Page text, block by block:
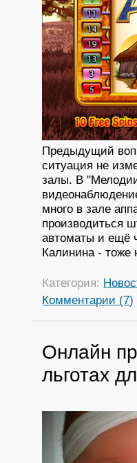
Предыдущий
ситуация не
залы. В
много в зале
производиться
автоматы и ещё
Калинина - тоже
Категория:
Комментарии (7)
Онлайн
льготах